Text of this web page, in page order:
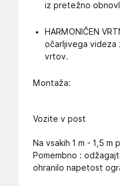
iz pretežno
HARMONIČEN
očarljivega videza
vrtov.
Montaža:
Vozite v post
Na vsakih 1 m - 1,5
Pomembno :
ohranilo napetost